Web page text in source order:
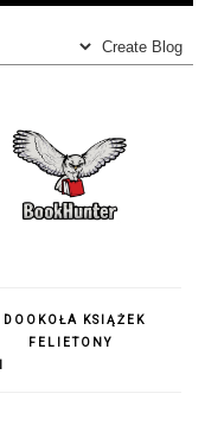
DOOKOŁA KSIĄŻEK
FELIETONY